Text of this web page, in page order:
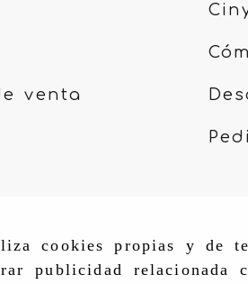
cookies propias y de
publicidad relacionada
venta